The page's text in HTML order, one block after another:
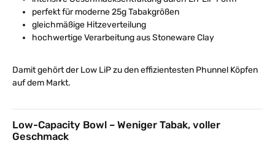
perfekt für moderne 25g Tabakgrößen
gleichmäßige Hitzeverteilung
hochwertige Verarbeitung aus Stoneware Clay
Damit gehört der Low LiP zu den effizientesten Phunnel Köpfen
auf dem Markt.
Low-Capacity Bowl – Weniger Tabak, voller
Geschmack